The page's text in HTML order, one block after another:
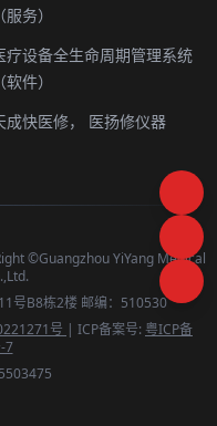
（服务）
疗设备全生命周期管理系统
（软件）
成快医修，
医扬修仪器
©Guangzhou YiYang Medical
号B8栋2楼 邮编：510530
号 | ICP备案号: 粤ICP备
7